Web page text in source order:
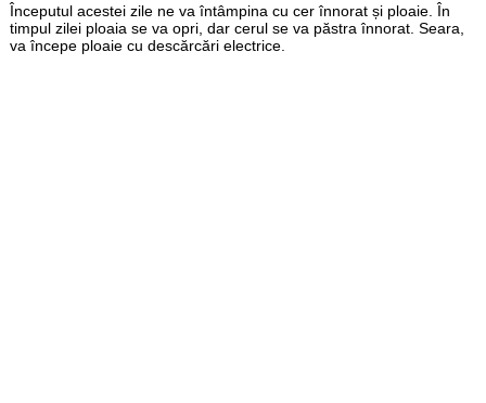
Începutul acestei zile ne va întâmpina cu cer înnorat și ploaie. În
timpul zilei ploaia se va opri, dar cerul se va păstra înnorat. Seara,
va începe ploaie cu descărcări electrice.